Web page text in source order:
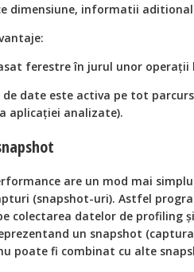
dimensiune, informatii
ferestre în jurul unor
de date este activa pe tot
aplicaţiei analizate).
are un mod mai
(snapshot-uri). Astfel
colectarea datelor de profiling
un snapshot
poate fi combinat cu alte